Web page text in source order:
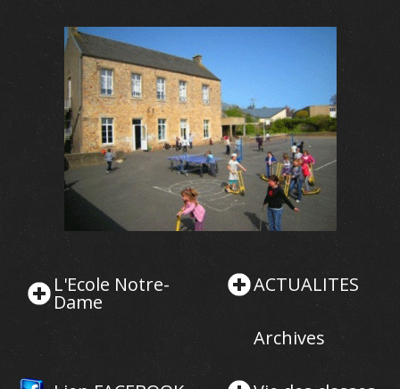
L'Ecole Notre-
Dame
ACTUALITES
Archives